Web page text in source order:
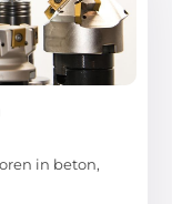
in beton,